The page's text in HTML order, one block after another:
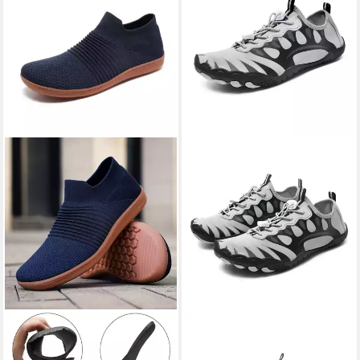
HUSK'SWARE
Barfußschuh
(Bequeme